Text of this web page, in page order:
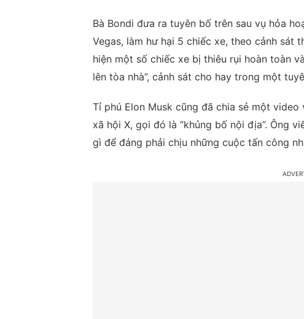
Bà Bondi đưa ra tuyên bố trên sau vụ hỏa
Vegas, làm hư hại 5 chiếc xe, theo cảnh sát
hiện một số chiếc xe bị thiêu rụi hoàn toàn
lên tòa nhà”, cảnh sát cho hay trong một
Tỉ phú Elon Musk cũng đã chia sẻ một
xã hội X, gọi đó là “khủng bố nội địa”. Ông
gì để đáng phải chịu những cuộc tấn công